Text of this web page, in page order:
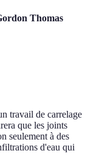
Thomas
travail de carrelage
que les joints
seulement à des
d'eau qui